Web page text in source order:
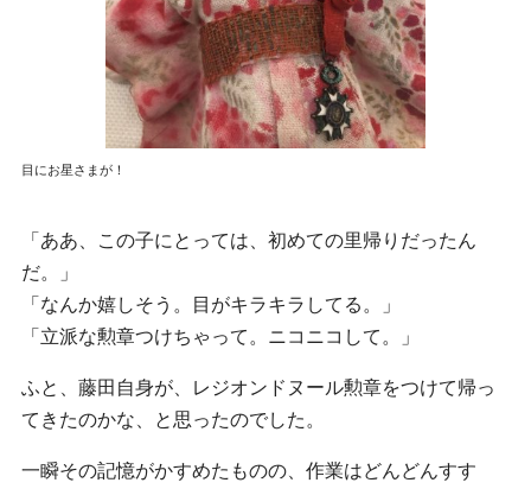
目にお星さまが！
「ああ、この子にとっては、初めての里帰りだったん
だ。」
「なんか嬉しそう。目がキラキラしてる。」
「立派な勲章つけちゃって。ニコニコして。」
ふと、藤田自身が、レジオンドヌール勲章をつけて帰っ
てきたのかな、と思ったのでした。
一瞬その記憶がかすめたものの、作業はどんどんすす